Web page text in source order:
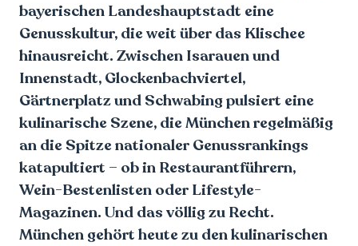
bayerischen Landeshauptstadt eine
Genusskultur, die weit über das Klischee
hinausreicht. Zwischen Isarauen und
Innenstadt, Glockenbachviertel,
Gärtnerplatz und Schwabing pulsiert eine
kulinarische Szene, die München regelmäßig
an die Spitze nationaler Genussrankings
katapultiert – ob in Restaurantführern,
Wein-Bestenlisten oder Lifestyle-
Magazinen. Und das völlig zu Recht.
München gehört heute zu den kulinarischen